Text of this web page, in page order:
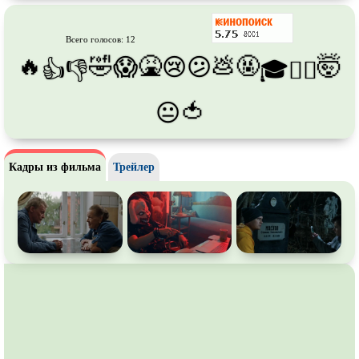
Про шпионов
Про Юристов иАдвокатов Псевдодокументальный
Ситком
Слэшер
обнажённой натурой Турецкий сериал
Чёрная комедия Экранизация
В ожидании TeleSynch
CAMRip
Всего голосов: 12
🔥 👍👎🤣😱🤮😢😕💩🤬🎓😵‍💫🤯
😐🍅
Кадры из фильма Трейлер